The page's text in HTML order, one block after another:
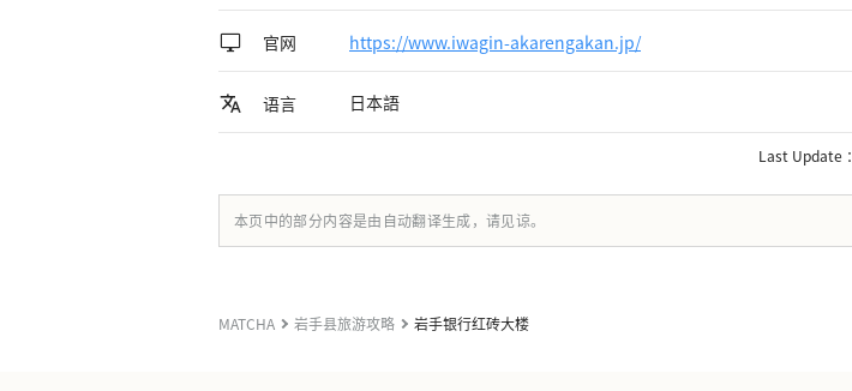
官网 https://www.iwagin-akarengakan.jp/
语言 日本語
Last Update ：
本页中的部分内容是由自动翻译生成，请见谅。
MATCHA 岩手县旅游攻略 岩手银行红砖大楼